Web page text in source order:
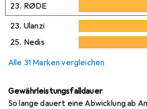
23. RØDE
23. Ulanzi
25. Nedis
Alle 31 Marken vergleichen
Gewährleistungsfalldauer
So lange dauert eine Abwicklung ab